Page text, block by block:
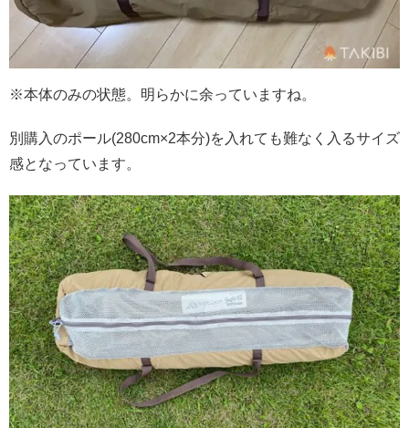
※本体のみの状態。明らかに余っていますね。
別購入のポール(280cm×2本分)を入れても難なく入るサイズ
感となっています。